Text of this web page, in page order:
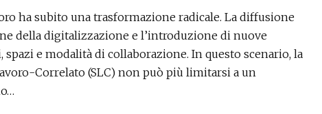
ha subito una trasformazione radicale. La diffusione
della digitalizzazione e l’introduzione di nuove
e modalità di collaborazione. In questo scenario, la
Correlato (SLC) non può più limitarsi a un